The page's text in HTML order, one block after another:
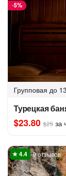
-5%
Групповая до
Турецкая
$23.80 $25 за
9 отзывов